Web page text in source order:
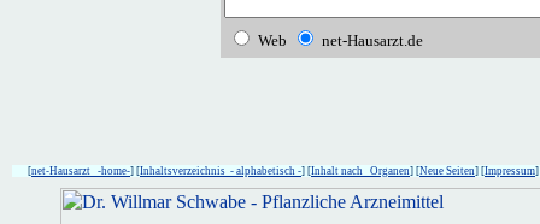
Web net-Hausarzt.de
[net-Hausarzt -home-] [Inhaltsverzeichnis - alphabetisch -] [Inhalt nach Organen] [Neue Seiten] [Impressum]